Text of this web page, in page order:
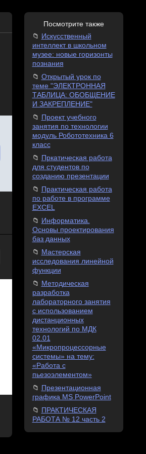
Посмотрите также
Искусственный
интеллект в школьном
музее: новые горизонты
познания
Открытый урок по
теме "ЭЛЕКТРОННАЯ
ТАБЛИЦА: ОБОБЩЕНИЕ
И ЗАКРЕПЛЕНИЕ"
Проект учебного
занятия по технологии
модуль Робототехника 6
класс
Пркатическая работа
для студентов по
созданию презентации
Практическая работа
по работе в программе
EXCEL
Информатика.
Основы проектирования
баз данных
Мастерская
исследования линейной
функции
Методическая
разработка
лабораторного занятия
с использованием
дистанционных
технологий по МДК
02.01
«Микропроцессорные
системы» на тему:
«Работа с
пьезоэлементом»
Презентационная
графика MS PowerPoint
ПРАКТИЧЕСКАЯ
РАБОТА № 12 часть 2